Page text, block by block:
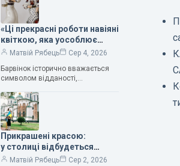
«Ці прекрасні роботи навіяні
квіткою, яка уособлює
нескінченне кохання», —
Людмила Карпінська-
Романюк
Матвій Рябець
Сер 4, 2026
Барвінок історично вважається
символом відданості,
та тривалого подружнього союзу.
Саме тому ця рослина надихала і
продовжує надихати митців на
Прикрашені красою:
у столиці відбудеться
дев’ятий фестиваль
Матвій Рябець
Сер 2, 2026